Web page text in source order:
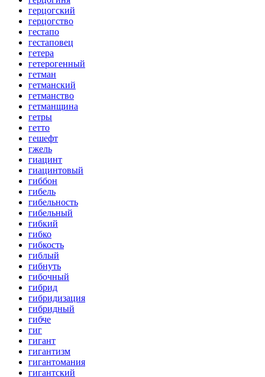
герцогский
герцогство
гестапо
гестаповец
гетера
гетерогенный
гетман
гетманский
гетманство
гетманщина
гетры
гетто
гешефт
гжель
гиацинт
гиацинтовый
гиббон
гибель
гибельность
гибельный
гибкий
гибко
гибкость
гиблый
гибнуть
гибочный
гибрид
гибридизация
гибридный
гибче
гиг
гигант
гигантизм
гигантомания
гигантский